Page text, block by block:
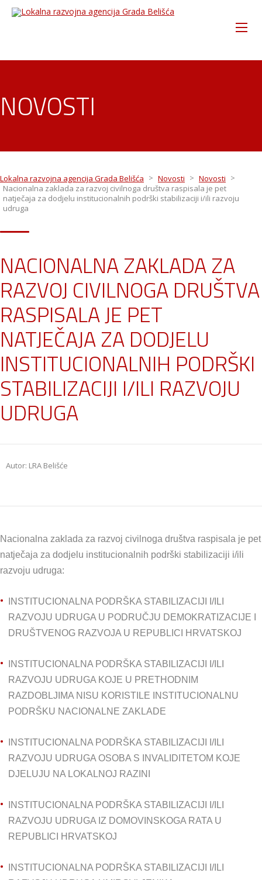
NOVOSTI
Lokalna razvojna agencija Grada Belišća > Novosti > Novosti >
Nacionalna zaklada za razvoj civilnoga društva raspisala je pet
natječaja za dodjelu institucionalnih podrški stabilizaciji i/ili razvoju
udruga
NACIONALNA ZAKLADA ZA
RAZVOJ CIVILNOGA DRUŠTVA
RASPISALA JE PET
NATJEČAJA ZA DODJELU
INSTITUCIONALNIH PODRŠKI
STABILIZACIJI I/ILI RAZVOJU
UDRUGA
Autor: LRA Belišće
Nacionalna zaklada za razvoj civilnoga društva raspisala je pet
natječaja za dodjelu institucionalnih podrški stabilizaciji i/ili
razvoju udruga:
INSTITUCIONALNA PODRŠKA STABILIZACIJI I/ILI
RAZVOJU UDRUGA U PODRUČJU DEMOKRATIZACIJE I
DRUŠTVENOG RAZVOJA U REPUBLICI HRVATSKOJ
INSTITUCIONALNA PODRŠKA STABILIZACIJI I/ILI
RAZVOJU UDRUGA KOJE U PRETHODNIM
RAZDOBLJIMA NISU KORISTILE INSTITUCIONALNU
PODRŠKU NACIONALNE ZAKLADE
INSTITUCIONALNA PODRŠKA STABILIZACIJI I/ILI
RAZVOJU UDRUGA OSOBA S INVALIDITETOM KOJE
DJELUJU NA LOKALNOJ RAZINI
INSTITUCIONALNA PODRŠKA STABILIZACIJI I/ILI
RAZVOJU UDRUGA IZ DOMOVINSKOGA RATA U
REPUBLICI HRVATSKOJ
INSTITUCIONALNA PODRŠKA STABILIZACIJI I/ILI